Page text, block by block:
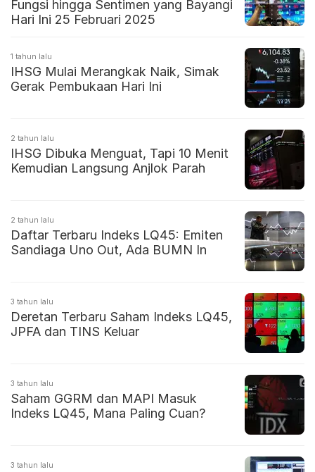
Fungsi hingga Sentimen yang Bayangi
Hari Ini 25 Februari 2025
1 tahun lalu
IHSG Mulai Merangkak Naik, Simak
Gerak Pembukaan Hari Ini
2 tahun lalu
IHSG Dibuka Menguat, Tapi 10 Menit
Kemudian Langsung Anjlok Parah
2 tahun lalu
Daftar Terbaru Indeks LQ45: Emiten
Sandiaga Uno Out, Ada BUMN In
3 tahun lalu
Deretan Terbaru Saham Indeks LQ45,
JPFA dan TINS Keluar
3 tahun lalu
Saham GGRM dan MAPI Masuk
Indeks LQ45, Mana Paling Cuan?
3 tahun lalu